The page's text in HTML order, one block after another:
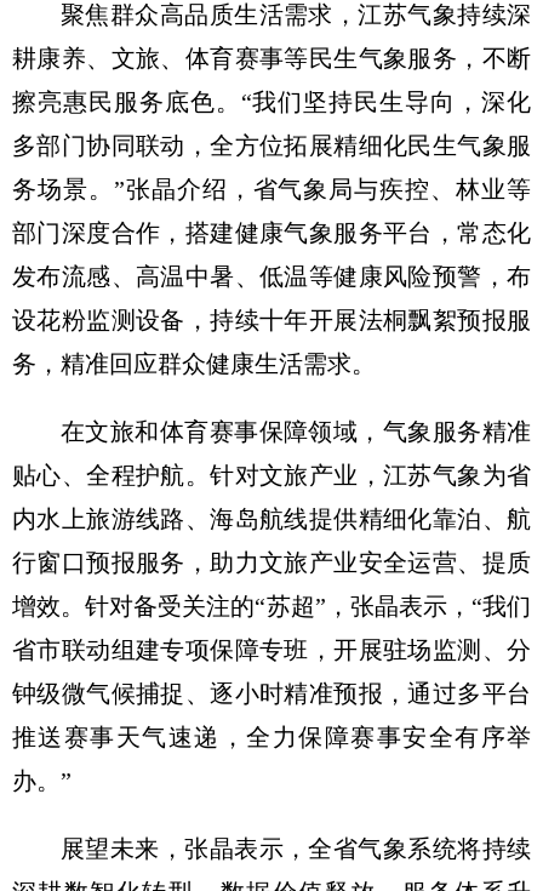
聚焦群众高品质生活需求，江苏气象持续深
耕康养、文旅、体育赛事等民生气象服务，不断
擦亮惠民服务底色。“我们坚持民生导向，深化
多部门协同联动，全方位拓展精细化民生气象服
务场景。”张晶介绍，省气象局与疾控、林业等
部门深度合作，搭建健康气象服务平台，常态化
发布流感、高温中暑、低温等健康风险预警，布
设花粉监测设备，持续十年开展法桐飘絮预报服
务，精准回应群众健康生活需求。
在文旅和体育赛事保障领域，气象服务精准
贴心、全程护航。针对文旅产业，江苏气象为省
内水上旅游线路、海岛航线提供精细化靠泊、航
行窗口预报服务，助力文旅产业安全运营、提质
增效。针对备受关注的“苏超”，张晶表示，“我们
省市联动组建专项保障专班，开展驻场监测、分
钟级微气候捕捉、逐小时精准预报，通过多平台
推送赛事天气速递，全力保障赛事安全有序举
办。”
展望未来，张晶表示，全省气象系统将持续